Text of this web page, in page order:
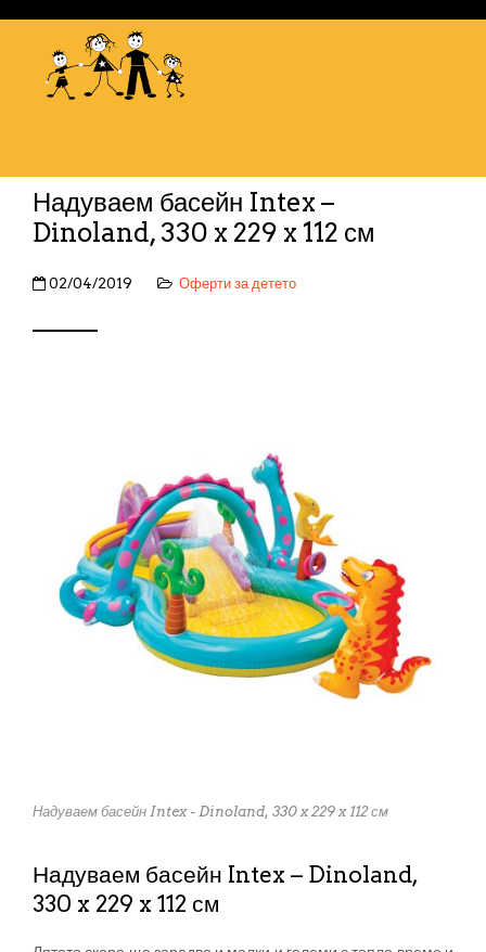
Надуваем басейн Intex –
Dinoland, 330 x 229 x 112 см
02/04/2019 Оферти за детето
Надуваем басейн Intex - Dinoland, 330 x 229 x 112 см
Надуваем басейн Intex – Dinoland,
330 x 229 x 112 см